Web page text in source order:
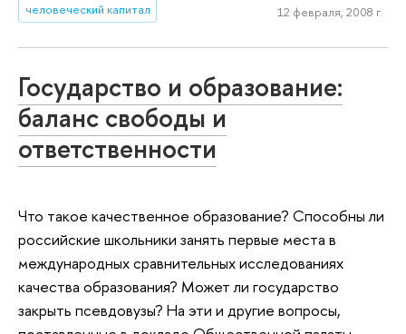
человеческий капитал 12 февраля, 2008 г.
Государство и образование:
баланс свободы и
ответственности
Что такое качественное образование? Способны ли
российские школьники занять первые места в
международных сравнительных исследованиях
качества образования? Может ли государство
закрыть псевдовузы? На эти и другие вопросы,